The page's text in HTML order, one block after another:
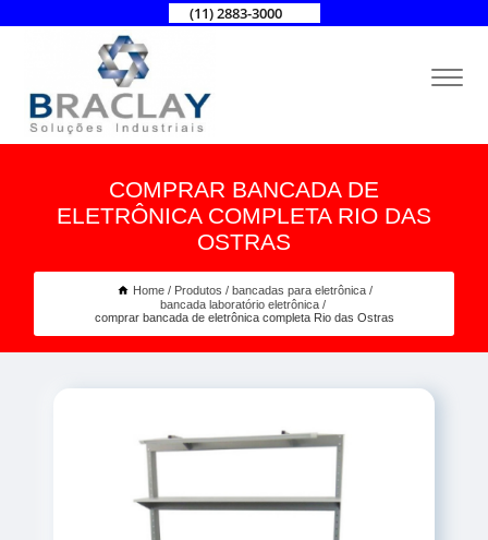
(11) 2883-3000
COMPRAR BANCADA DE
ELETRÔNICA COMPLETA RIO DAS
OSTRAS
Home Produtos
bancadas para eletrônica
bancada laboratório eletrônica
comprar bancada de eletrônica completa Rio das Ostras